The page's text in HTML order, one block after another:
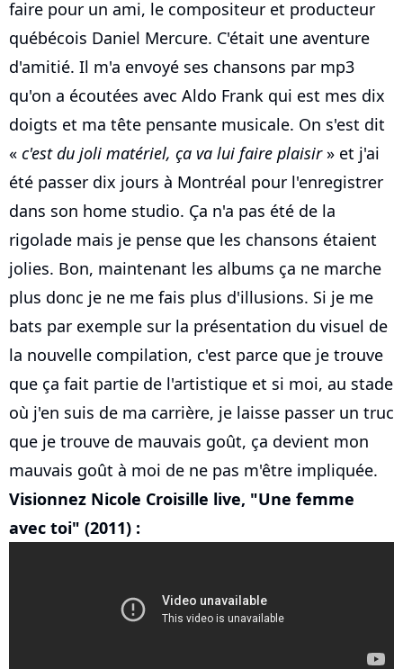
faire pour un ami, le compositeur et producteur
québécois Daniel Mercure. C'était une aventure
d'amitié. Il m'a envoyé ses chansons par mp3
qu'on a écoutées avec Aldo Frank qui est mes dix
doigts et ma tête pensante musicale. On s'est dit
« c'est du joli matériel, ça va lui faire plaisir» et j'ai
été passer dix jours à Montréal pour l'enregistrer
dans son home studio. Ça n'a pas été de la
rigolade mais je pense que les chansons étaient
jolies. Bon, maintenant les albums ça ne marche
plus donc je ne me fais plus d'illusions. Si je me
bats par exemple sur la présentation du visuel de
la nouvelle compilation, c'est parce que je trouve
que ça fait partie de l'artistique et si moi, au stade
où j'en suis de ma carrière, je laisse passer un truc
que je trouve de mauvais goût, ça devient mon
mauvais goût à moi de ne pas m'être impliquée.
Visionnez Nicole Croisille live, "Une femme
avec toi" (2011) :